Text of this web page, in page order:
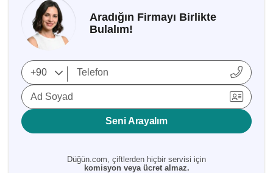
Aradığın Firmayı Birlikte
Bulalım!
Ad Soyad
Seni Arayalım
Düğün.com, çiftlerden hiçbir servisi için
komisyon veya ücret almaz.